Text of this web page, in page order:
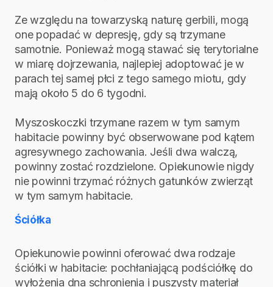
Ze względu na towarzyską naturę gerbili, mogą
one popadać w depresję, gdy są trzymane
samotnie. Ponieważ mogą stawać się terytorialne
w miarę dojrzewania, najlepiej adoptować je w
parach tej samej płci z tego samego miotu, gdy
mają około 5 do 6 tygodni.
Myszoskoczki trzymane razem w tym samym
habitacie powinny być obserwowane pod kątem
agresywnego zachowania. Jeśli dwa walczą,
powinny zostać rozdzielone. Opiekunowie nigdy
nie powinni trzymać różnych gatunków zwierząt
w tym samym habitacie.
Ściółka
Opiekunowie powinni oferować dwa rodzaje
ściółki w habitacie: pochłaniającą podściółkę do
wyłożenia dna schronienia i puszysty materiał